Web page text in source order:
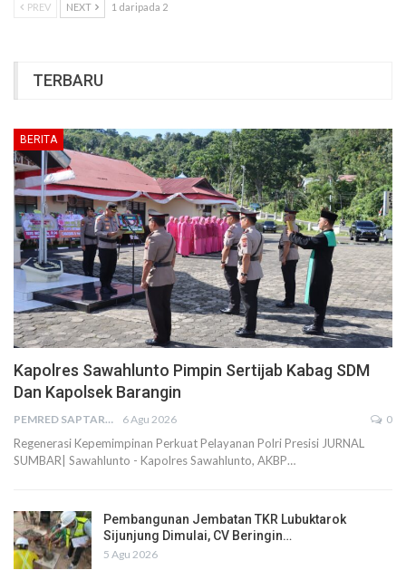
PREV NEXT 1 daripada 2
TERBARU
BERITA
Kapolres Sawahlunto Pimpin Sertijab Kabag SDM
Dan Kapolsek Barangin
PEMRED SAPTARIUS 6 Agu 2026 0
Regenerasi Kepemimpinan Perkuat Pelayanan Polri Presisi JURNAL
SUMBAR| Sawahlunto - Kapolres Sawahlunto, AKBP…
Pembangunan Jembatan TKR Lubuktarok
Sijunjung Dimulai, CV Beringin…
5 Agu 2026